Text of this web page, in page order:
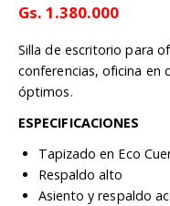
Gs. 1.380.000
Silla de escritorio para
conferencias, oficina en
óptimos.
ESPECIFICACIONES
Tapizado en Eco
Respaldo alto
Asiento y respaldo